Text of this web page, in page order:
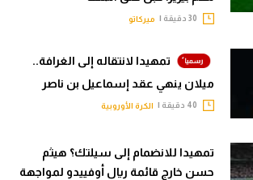
ميركاتو
تمهيدا لانتقاله إلى الغرافة..
ميلان ينهي عقد إسماعيل بن ناصر
الكرة الأوروبية
تمهيدا للانضمام إلى سيلتك؟ هيثم
حسن خارج قائمة ريال أوفييدو لمواجهة